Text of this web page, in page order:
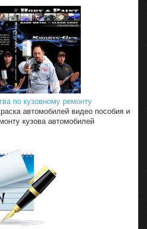
по кузовному ремонту
автомобилей видео пособия и
кузова автомобилей